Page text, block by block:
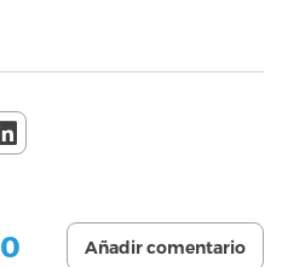
0 Añadir comentario